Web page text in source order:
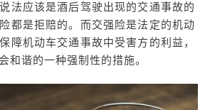
法应该是酒后驾驶出现的交通事故的
都是拒赔的。而交强险是法定的机动
障机动车交通事故中受害方的利益，
和谐的一种强制性的措施。